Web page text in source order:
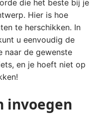
die het beste bij je
Hier is hoe
te herschikken. In
u eenvoudig de
naar de gewenste
en je hoeft niet op
invoegen